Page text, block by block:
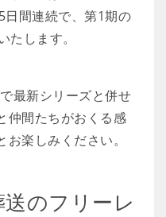
間連続で、第1期の
します。
最新シリーズと併せ
仲間たちがおくる感
楽しみください。
のフリーレ